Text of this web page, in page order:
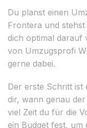
Du planst einen
Frontera und
dich optimal darauf
von Umzugsprofi
gerne dabei.
Der erste Schritt ist
dir, wann genau
viel Zeit du für die
ein Budget fest, um